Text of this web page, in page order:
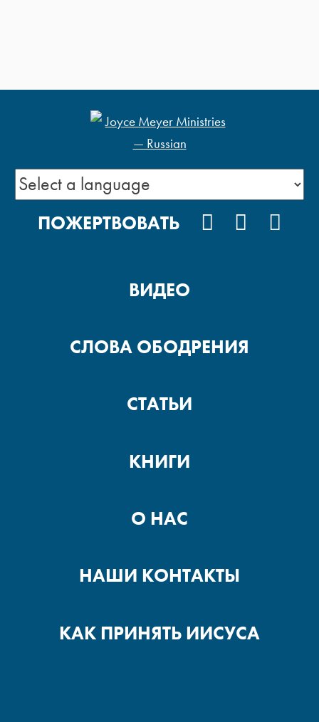
ПОЖЕРТВОВАТЬ VKONTAKTE
ВИДЕО
СЛОВА ОБОДРЕНИЯ
СТАТЬИ
КНИГИ
О НАС
НАШИ КОНТАКТЫ
КАК ПРИНЯТЬ ИИСУСА